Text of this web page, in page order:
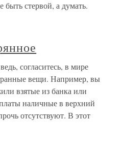
быть стервой, а думать.
согласитесь, в мире
вещи. Например, вы
взятые из банка или
наличные в верхний
отсутствуют. В этот